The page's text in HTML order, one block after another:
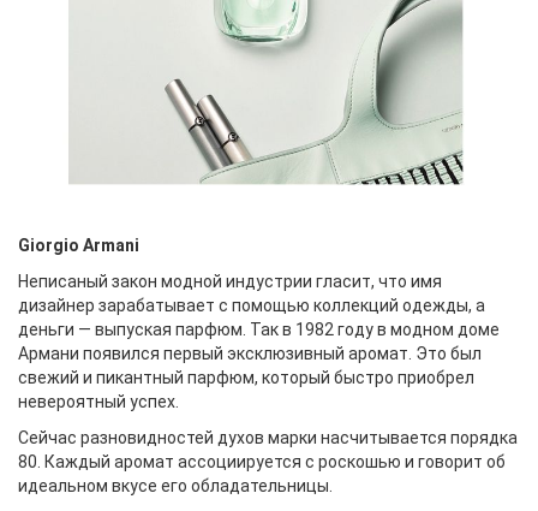
Giorgio Armani
Неписаный закон модной индустрии гласит, что имя
дизайнер зарабатывает с помощью коллекций одежды, а
деньги — выпуская парфюм. Так в 1982 году в модном доме
Армани появился первый эксклюзивный аромат. Это был
свежий и пикантный парфюм, который быстро приобрел
невероятный успех.
Сейчас разновидностей духов марки насчитывается порядка
80. Каждый аромат ассоциируется с роскошью и говорит об
идеальном вкусе его обладательницы.